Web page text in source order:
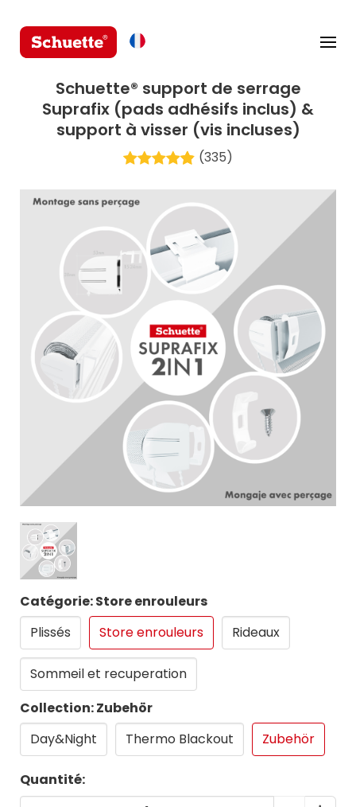
Schuette® support de serrage
Suprafix (pads adhésifs inclus) &
support à visser (vis incluses)
(335)
Catégorie: Store enrouleurs
Plissés
Store enrouleurs Rideaux
Sommeil et recuperation
Collection: Zubehör
Day&Night
Thermo Blackout Zubehör
Quantité: